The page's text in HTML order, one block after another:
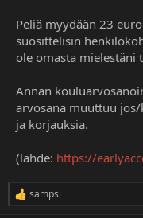
Peliä myydään 23
suosittelisin
ole omasta mielestäni
Annan
arvosana muuttuu
ja korjauksia.
(lähde: https://
R
sampsi